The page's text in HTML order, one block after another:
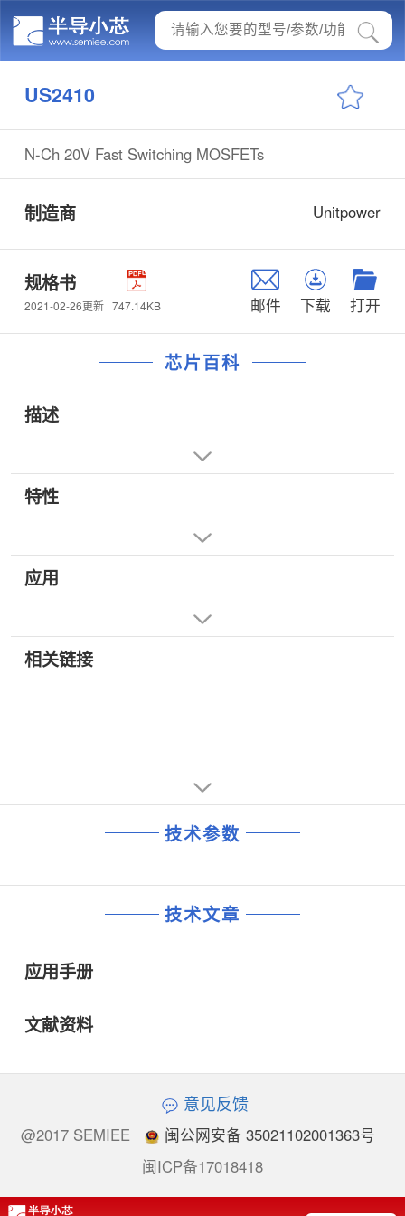
US2410
N-Ch 20V Fast Switching MOSFETs
制造商 Unitpower
规格书
2021-02-26更新 747.14KB 邮件 下载 打开
芯片百科
描述
特性
应用
相关链接
技术参数
技术文章
应用手册
文献资料
意见反馈
@2017 SEMIEE
闽公网安备 35021102001363号
闽ICP备17018418